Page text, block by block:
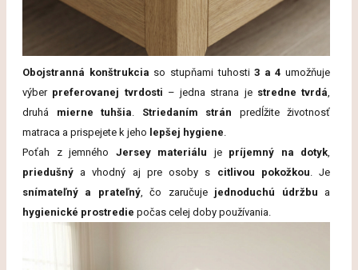
Obojstranná konštrukcia so stupňami tuhosti3 a 4 umožňuje
výber preferovanej tvrdosti – jedna strana je stredne tvrdá
druhá mierne tuhšia Striedaním strán predĺžite životnosť
matraca a prispejete k jeho lepšej hygiene
Poťah z jemného Jersey materiálu je príjemný na dotyk
priedušný a vhodný aj pre osoby s citlivou pokožkou . Je
snímateľný a prateľný, čo zaručuje jednoduchú údržbu a
hygienické prostredie počas celej doby používania.